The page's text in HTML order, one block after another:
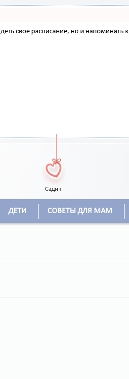
свое расписание, но и
Садик
ДЕТИ СОВЕТЫ ДЛЯ МАМ